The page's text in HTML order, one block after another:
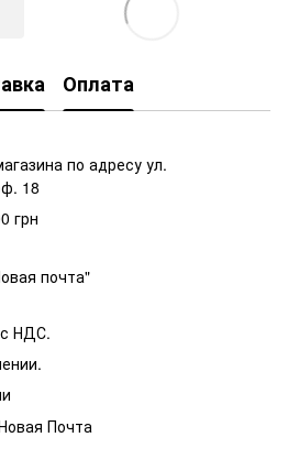
Оплата
по адресу ул.
18
грн
почта"
НДС.
Почта